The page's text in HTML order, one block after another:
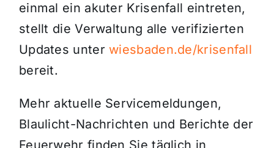
einmal ein akuter Krisenfall eintreten,
stellt die Verwaltung alle verifizierten
Updates unterwiesbaden.de/krisenfall
bereit.
Mehr aktuelle Servicemeldungen,
Blaulicht-Nachrichten und Berichte der